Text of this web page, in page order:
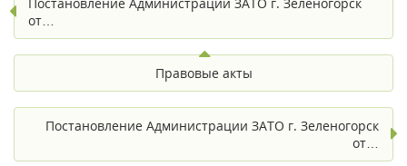
от…
Правовые акты
Постановление Администрации ЗАТО г. Зеленогорск
от…